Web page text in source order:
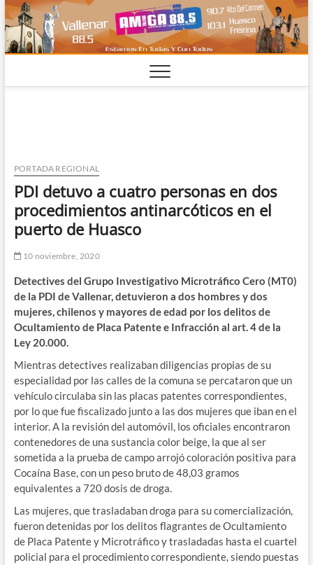
Saltar
al
contenido
PORTADA REGIONAL
PDI detuvo a cuatro personas en dos
procedimientos antinarcóticos en el
puerto de Huasco
10 noviembre, 2020
Detectives del Grupo Investigativo Microtráfico Cero (MT0)
de la PDI de Vallenar, detuvieron a dos hombres y dos
mujeres, chilenos y mayores de edad por los delitos de
Ocultamiento de Placa Patente e Infracción al art. 4 de la
Ley 20.000.
Mientras detectives realizaban diligencias propias de su
especialidad por las calles de la comuna se percataron que un
vehículo circulaba sin las placas patentes correspondientes,
por lo que fue fiscalizado junto a las dos mujeres que iban en el
interior. A la revisión del automóvil, los oficiales encontraron
contenedores de una sustancia color beige, la que al ser
sometida a la prueba de campo arrojó coloración positiva para
Cocaína Base, con un peso bruto de 48,03 gramos
equivalentes a 720 dosis de droga.
Las mujeres, que trasladaban droga para su comercialización,
fueron detenidas por los delitos flagrantes de Ocultamiento
de Placa Patente y Microtráfico y trasladadas hasta el cuartel
policial para el procedimiento correspondiente, siendo puestas